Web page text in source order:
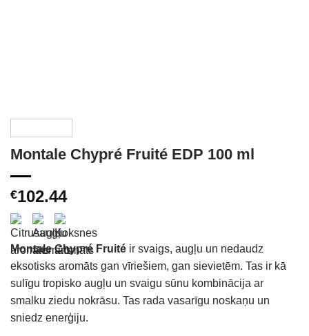
Montale Chypré Fruité EDP 100 ml
€102.44
Montale Chypré Fruité ir svaigs, augļu un nedaudz
eksotisks aromāts gan vīriešiem, gan sievietēm. Tas ir kā
sulīgu tropisko augļu un svaigu sūnu kombinācija ar
smalku ziedu nokrāsu. Tas rada vasarīgu noskaņu un
sniedz enerģiju.